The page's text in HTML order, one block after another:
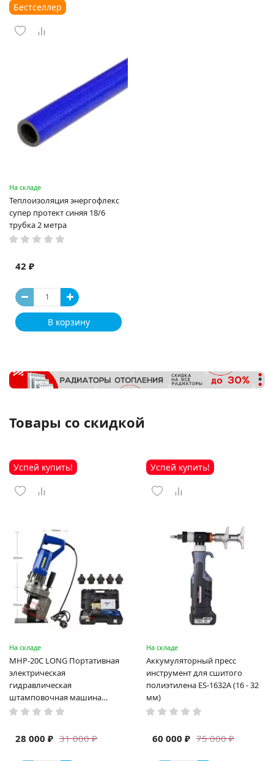
Бестселлер
На складе
Теплоизоляция энергофлекс
супер протект синяя 18/6
трубка 2 метра
42 ₽
В корзину
Товары со скидкой
Успей купить!
На складе
MHP-20C LONG Портативная
электрическая
гидравлическая
штамповочная машина
высокая мощность и мощный
машина
31 000 ₽
28 000 ₽
Успей купить!
На складе
Аккумуляторный пресс
инструмент для сшитого
полиэтилена ES-1632A (16 - 32
мм)
75 000 ₽
60 000 ₽